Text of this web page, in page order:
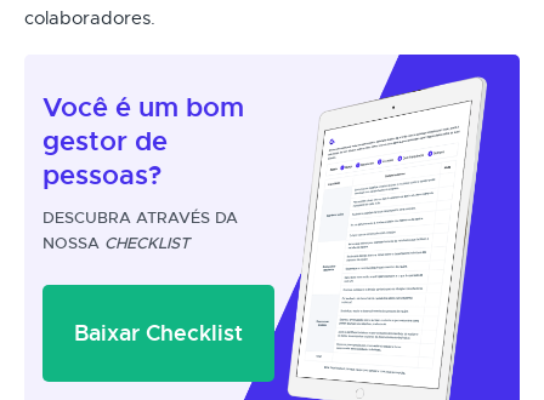
colaboradores.
Você é um bom
gestor de
pessoas?
DESCUBRA ATRAVÉS DA
NOSSA CHECKLIST
Baixar Checklist